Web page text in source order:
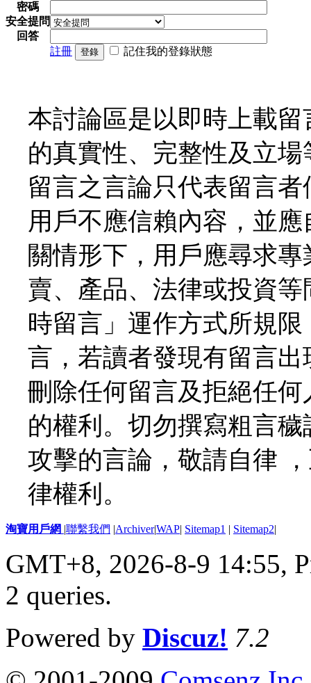
密碼
安全提問
回答
註冊
登錄 記住我的登錄狀態
本討論區是以即時上載
的真實性、完整性及立
留言之言論只代表留言
用戶不應信賴內容，並
關情形下，用戶應尋求
賣、產品、法律或投資
時留言」運作方式所規
言，若讀者發現有留言
刪除任何留言及拒絕任
的權利。切勿撰寫粗言
攻擊的言論，敬請自律
律權利。
淘寶用戶網 |聯繫我們 |Archiver|WAP| Sitemap1 | Sitemap2|
GMT+8, 2026-8-9 14:55,
2 queries.
Powered by Discuz! 7.2